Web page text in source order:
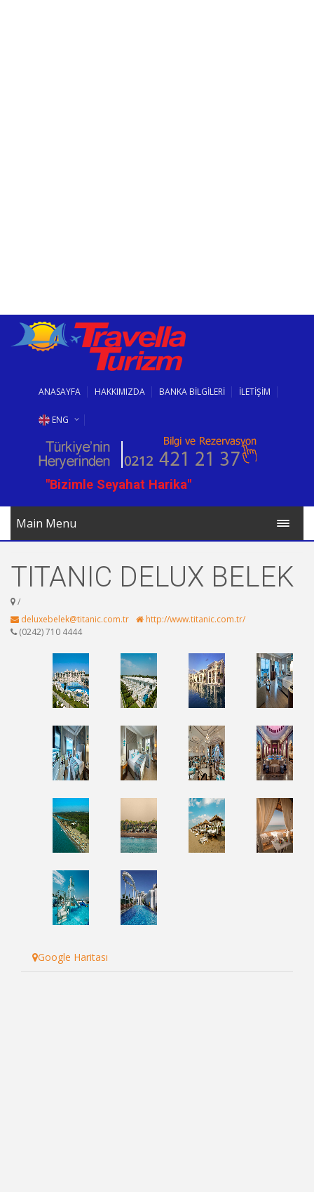
ANASAYFA HAKKIMIZDA BANKA BİLGİLERİ İLETİŞİM
ENG
RUS
BG
"Bizimle Seyahat Harika"
Main Menu
TITANIC DELUX BELEK
/
deluxebelek@titanic.com.tr
http://www.titanic.com.tr/
(0242) 710 4444
Google Haritası